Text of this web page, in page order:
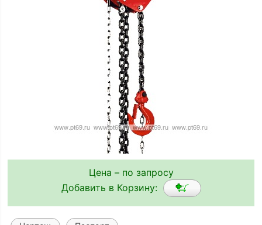
Цена – по запросу
Добавить в Корзину: